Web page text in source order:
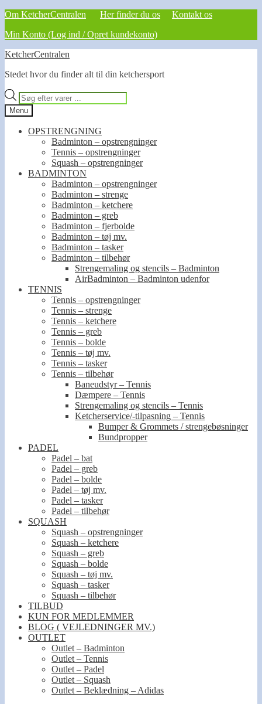
Om KetcherCentralen Her finder du os
Kontakt os
Min Konto (Log ind / Opret kundekonto)
Spring
navigation
Spring
indhold
KetcherCentralen
Stedet hvor du finder alt til din ketchersport
Products
search
Menu
OPSTRENGNING
Badminton – opstrengninger
Tennis – opstrengninger
Squash – opstrengninger
BADMINTON
Badminton – opstrengninger
Badminton – strenge
Badminton – ketchere
Badminton – greb
Badminton – fjerbolde
Badminton – tøj mv.
Badminton – tasker
Badminton – tilbehør
Strengemaling og stencils – Badminton
AirBadminton – Badminton udenfor
TENNIS
Tennis – opstrengninger
Tennis – strenge
Tennis – ketchere
Tennis – greb
Tennis – bolde
Tennis – tøj mv.
Tennis – tasker
Tennis – tilbehør
Baneudstyr – Tennis
Dæmpere – Tennis
Strengemaling og stencils – Tennis
Ketcherservice/-tilpasning – Tennis
Bumper & Grommets / strengebøsninger
Bundpropper
PADEL
Padel – bat
Padel – greb
Padel – bolde
Padel – tøj mv.
Padel – tasker
Padel – tilbehør
SQUASH
Squash – opstrengninger
Squash – ketchere
Squash – greb
Squash – bolde
Squash – tøj mv.
Squash – tasker
Squash – tilbehør
TILBUD
KUN FOR MEDLEMMER
BLOG ( VEJLEDNINGER MV.)
OUTLET
Outlet – Badminton
Outlet – Tennis
Outlet – Padel
Outlet – Squash
Outlet – Beklædning – Adidas